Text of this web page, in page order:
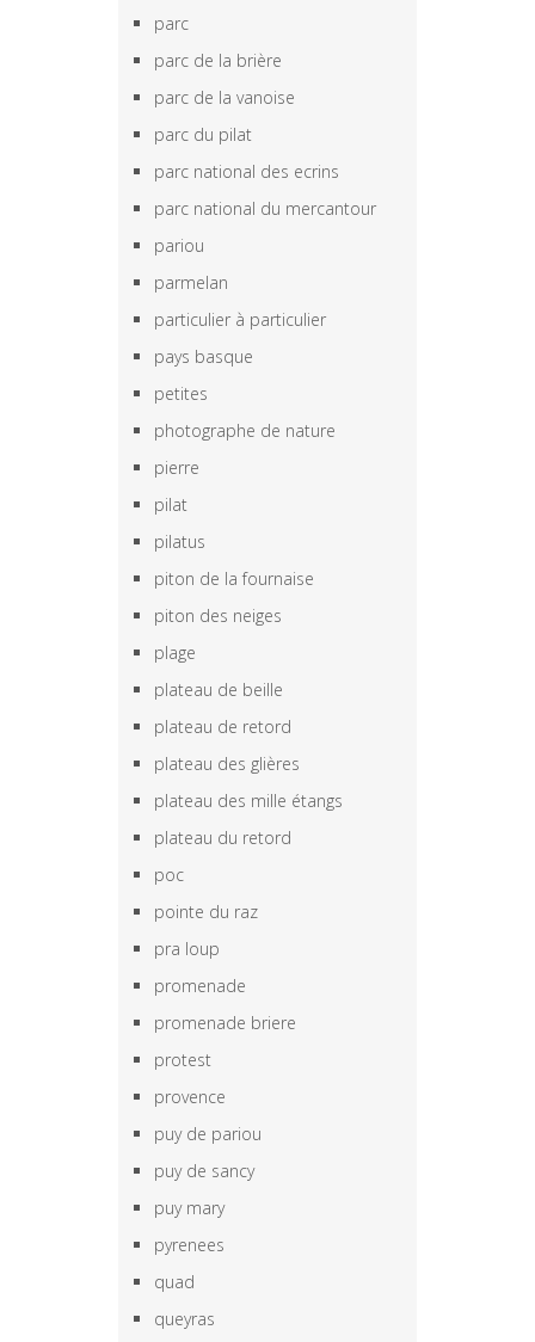
parc
parc de la brière
parc de la vanoise
parc du pilat
parc national des ecrins
parc national du mercantour
pariou
parmelan
particulier à particulier
pays basque
petites
photographe de nature
pierre
pilat
pilatus
piton de la fournaise
piton des neiges
plage
plateau de beille
plateau de retord
plateau des glières
plateau des mille étangs
plateau du retord
poc
pointe du raz
pra loup
promenade
promenade briere
protest
provence
puy de pariou
puy de sancy
puy mary
pyrenees
quad
queyras